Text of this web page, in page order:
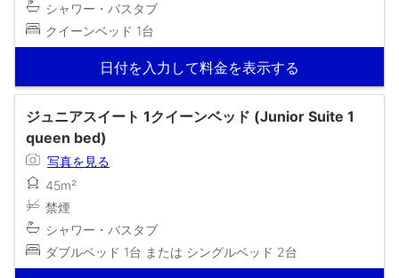
シャワー・バスタブ
クイーンベッド 1台
日付を入力して料金を表示する
ジュニアスイート 1クイーンベッド (Junior Suite 1
queen bed)
写真を見る
45m²
禁煙
シャワー・バスタブ
ダブルベッド 1台 または シングルベッド 2台